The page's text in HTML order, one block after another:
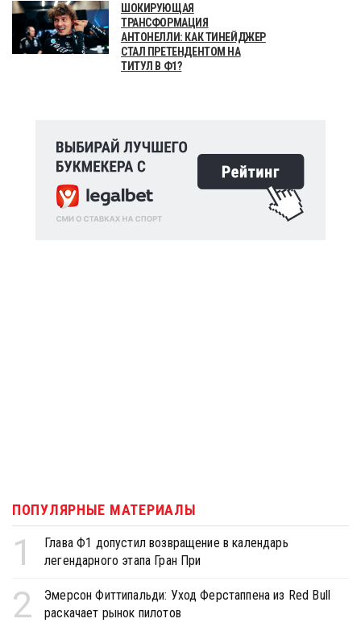
ШОКИРУЮЩАЯ
ТРАНСФОРМАЦИЯ
АНТОНЕЛЛИ: КАК ТИНЕЙДЖЕР
СТАЛ ПРЕТЕНДЕНТОМ НА
ТИТУЛ В Ф1?
ПОПУЛЯРНЫЕ МАТЕРИАЛЫ
1
Глава Ф1 допустил возвращение в календарь
легендарного этапа Гран При
2
Эмерсон Фиттипальди: Уход Ферстаппена из Red Bull
раскачает рынок пилотов